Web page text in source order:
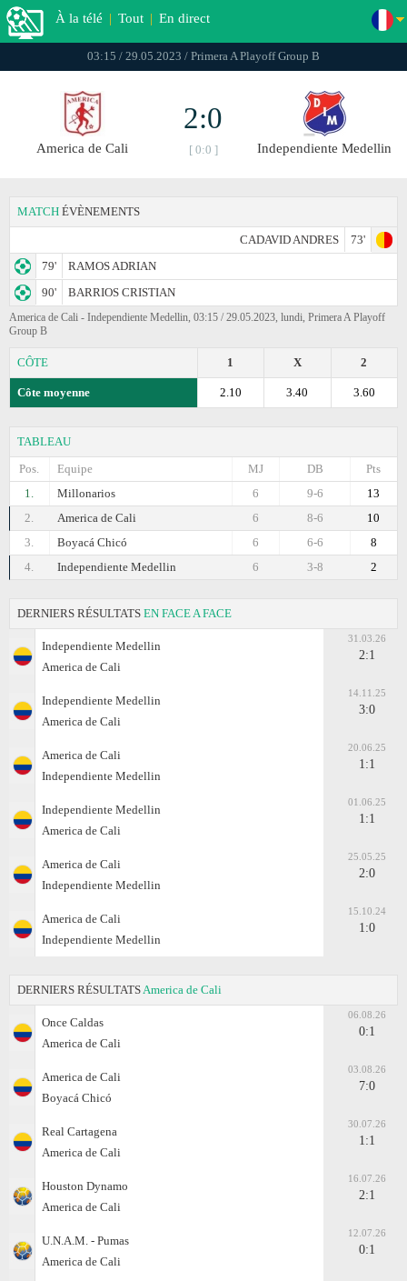
À la télé | Tout | En direct
03:15 / 29.05.2023 / Primera A Playoff Group B
America de Cali
2:0
[ 0:0 ] Independiente Medellin
MATCH ÉVÈNEMENTS
CADAVID ANDRES
73'
79'
RAMOS ADRIAN
90'
BARRIOS CRISTIAN
America de Cali - Independiente Medellin, 03:15 / 29.05.2023, lundi, Primera A Playoff
Group B
CÔTE 2
X
1
Côte moyenne 3.60
3.40
2.10
TABLEAU
Pos.
Equipe Pts
DB
MJ
1.
Millonarios 13
9-6
6
2.
America de Cali 10
8-6
6
3.
Boyacá Chicó 8
6-6
6
4.
Independiente Medellin 2
3-8
6
DERNIERS RÉSULTATS EN FACE A FACE
Independiente Medellin
America de Cali
31.03.26
2:1
Independiente Medellin
America de Cali
14.11.25
3:0
America de Cali
Independiente Medellin
20.06.25
1:1
Independiente Medellin
America de Cali
01.06.25
1:1
America de Cali
Independiente Medellin
25.05.25
2:0
America de Cali
Independiente Medellin
15.10.24
1:0
DERNIERS RÉSULTATS America de Cali
Once Caldas
America de Cali
06.08.26
0:1
America de Cali
Boyacá Chicó
03.08.26
7:0
Real Cartagena
America de Cali
30.07.26
1:1
Houston Dynamo
America de Cali
16.07.26
2:1
U.N.A.M. - Pumas
America de Cali
12.07.26
0:1